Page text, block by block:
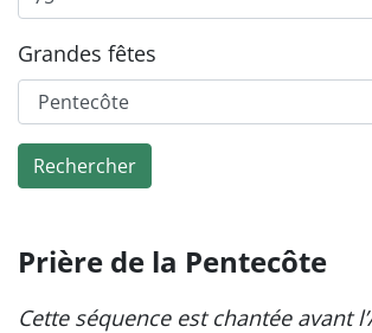
Grandes fêtes
Rechercher
Prière de la Pentecôte
Cette séquence est chantée avant